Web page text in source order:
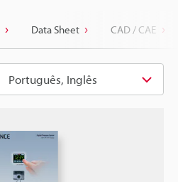
Data Sheet CAD / CAE
Português, Inglês